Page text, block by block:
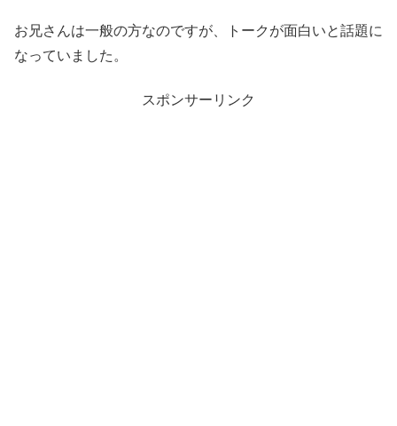
お兄さんは一般の方なのですが、トークが面白いと話題に
なっていました。
スポンサーリンク